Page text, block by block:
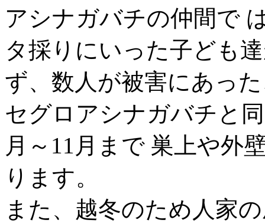
アシナガバチの仲間で
タ採りにいった子ども
ず、数人が被害にあっ
セグロアシナガバチと
月～11月まで 巣上や外
ります。
また、越冬のため人家